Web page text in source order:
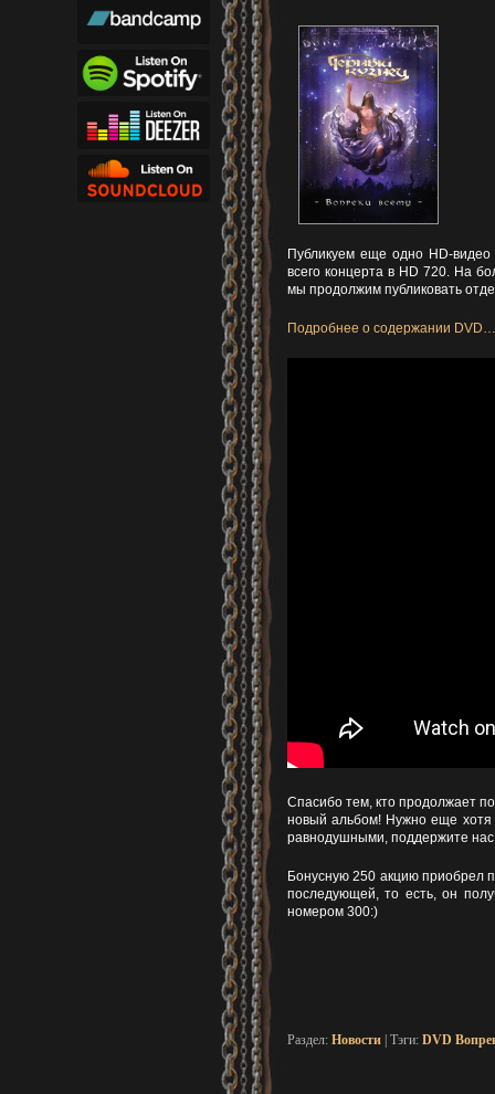
Публикуем еще одно HD-
всего концерта в HD 720. На
мы продолжим публиковать
Подробнее о содержании DVD…
Спасибо тем, кто продолжает
новый альбом! Нужно еще хотя
равнодушными, поддержите
Бонусную 250 акцию приобрел
последующей, то есть, он
номером 300:)
Раздел: Новости | Тэги: DVD